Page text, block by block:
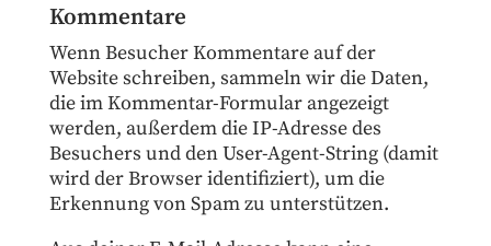
Kommentare
Wenn Besucher Kommentare auf der
Website schreiben, sammeln wir die Daten,
die im Kommentar-Formular angezeigt
werden, außerdem die IP-Adresse des
Besuchers und den User-Agent-String (damit
wird der Browser identifiziert), um die
Erkennung von Spam zu unterstützen.